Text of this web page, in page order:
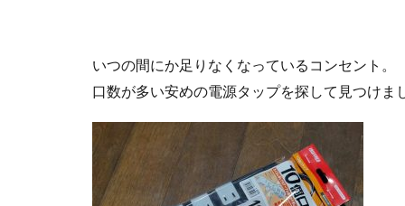
いつの間にか足りなくなっているコンセント。
口数が多い安めの電源タップを探して見つけま